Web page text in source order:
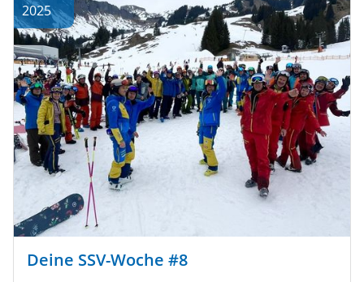
Deine SSV-Woche #8
2025